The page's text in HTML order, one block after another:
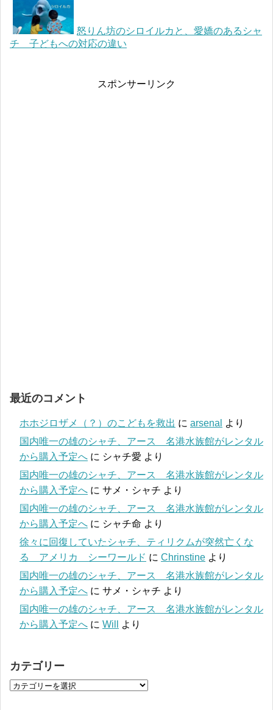
怒りん坊のシロイルカと、愛嬌のあるシャ
チ 子どもへの対応の違い
スポンサーリンク
最近のコメント
ホホジロザメ（？）のこどもを救出 に arsenal より
国内唯一の雄のシャチ、アース 名港水族館がレンタル
から購入予定へ に シャチ愛 より
国内唯一の雄のシャチ、アース 名港水族館がレンタル
から購入予定へ に サメ・シャチ より
国内唯一の雄のシャチ、アース 名港水族館がレンタル
から購入予定へ に シャチ命 より
徐々に回復していたシャチ、ティリクムが突然亡くな
る アメリカ シーワールド に Chrinstine より
国内唯一の雄のシャチ、アース 名港水族館がレンタル
から購入予定へ に サメ・シャチ より
国内唯一の雄のシャチ、アース 名港水族館がレンタル
から購入予定へ に Will より
カテゴリー